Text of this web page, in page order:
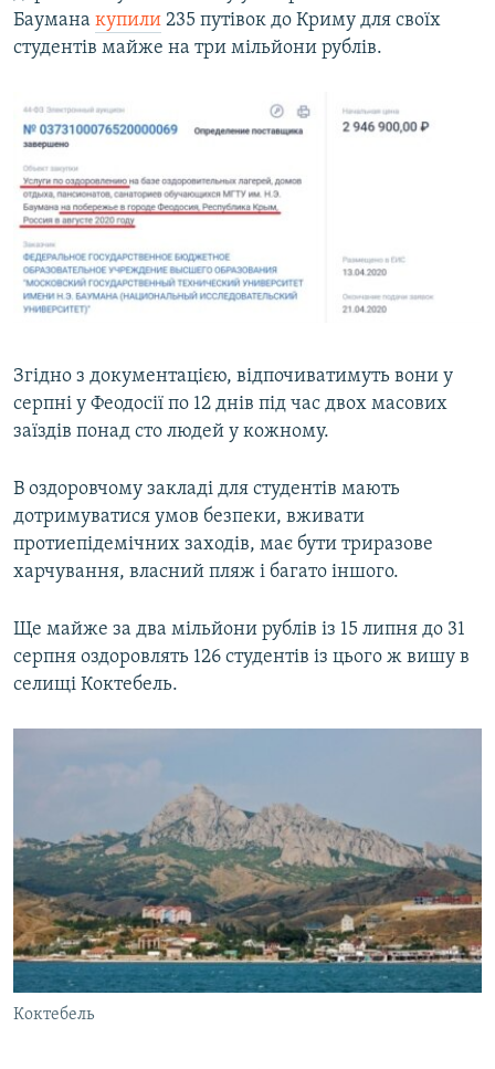
Баумана купили 235 путівок до Криму для своїх
студентів майже на три мільйони рублів.
Згідно з документацією, відпочиватимуть вони у
серпні у Феодосії по 12 днів під час двох масових
заїздів понад сто людей у кожному.
В оздоровчому закладі для студентів мають
дотримуватися умов безпеки, вживати
протиепідемічних заходів, має бути триразове
харчування, власний пляж і багато іншого.
Ще майже за два мільйони рублів із 15 липня до 31
серпня оздоровлять 126 студентів із цього ж вишу в
селищі Коктебель.
Коктебель